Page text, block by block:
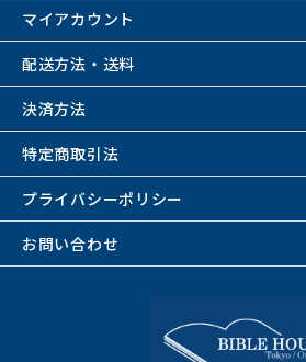
マイアカウント
配送方法・送料
決済方法
特定商取引法
プライバシーポリシー
お問い合わせ